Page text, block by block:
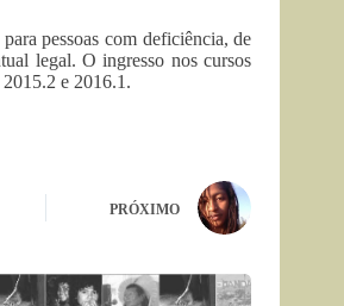
pessoas com deficiência, de
legal. O ingresso nos cursos
2015.2 e 2016.1.
PRÓXIMO